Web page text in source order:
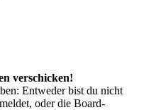
verschicken!
Entweder bist du nicht
oder die Board-